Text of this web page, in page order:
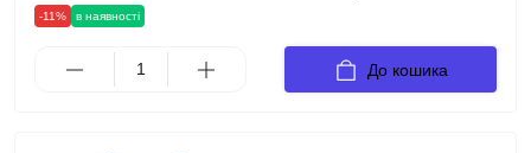
-11% в наявності
До кошика